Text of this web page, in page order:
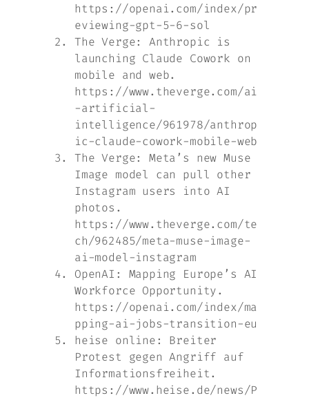
https://openai.com/index/pr
eviewing-gpt-5-6-sol
The Verge: Anthropic is
launching Claude Cowork on
mobile and web.
https://www.theverge.com/ai
-artificial-
intelligence/961978/anthrop
ic-claude-cowork-mobile-web
The Verge: Meta’s new Muse
Image model can pull other
Instagram users into AI
photos.
https://www.theverge.com/te
ch/962485/meta-muse-image-
ai-model-instagram
OpenAI: Mapping Europe’s AI
Workforce Opportunity.
https://openai.com/index/ma
pping-ai-jobs-transition-eu
heise online: Breiter
Protest gegen Angriff auf
Informationsfreiheit.
https://www.heise.de/news/P